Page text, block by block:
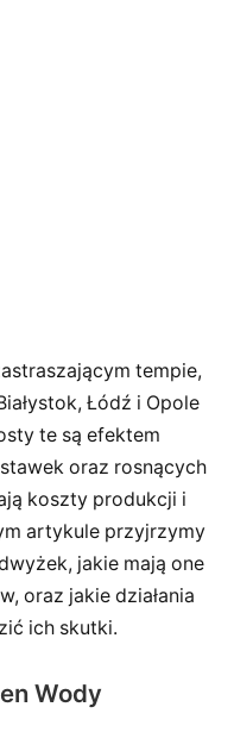
tempie,
Łódź i Opole
te są efektem
oraz rosnących
koszty produkcji i
artykule przyjrzymy
jakie mają one
oraz jakie działania
ich skutki.
Wody